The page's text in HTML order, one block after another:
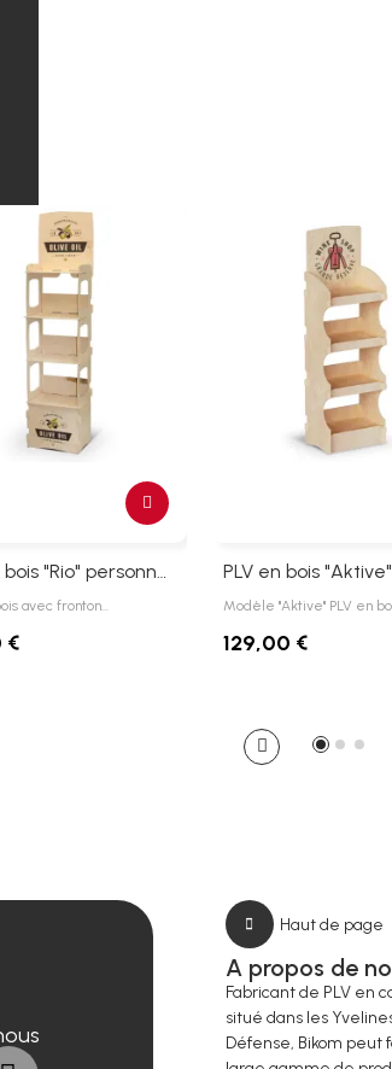
avec fronton…
€
Modèle "Aktive" PLV en
129,00 €
Haut de page
A propos de
Fabricant de PLV en
situé dans les
Défense, Bikom peut